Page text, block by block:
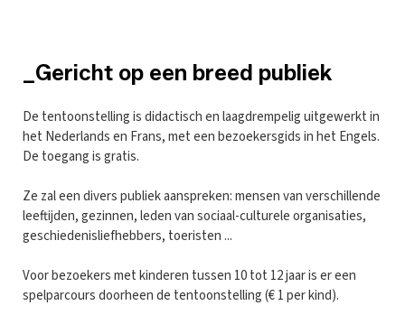
_Gericht op een breed publiek
De tentoonstelling is didactisch en laagdrempelig uitgewerkt in
het Nederlands en Frans, met een bezoekersgids in het Engels.
De toegang is gratis.
Ze zal een divers publiek aanspreken: mensen van verschillende
leeftijden, gezinnen, leden van sociaal-culturele organisaties,
geschiedenisliefhebbers, toeristen ...
Voor bezoekers met kinderen tussen 10 tot 12 jaar is er een
spelparcours doorheen de tentoonstelling (€ 1 per kind).